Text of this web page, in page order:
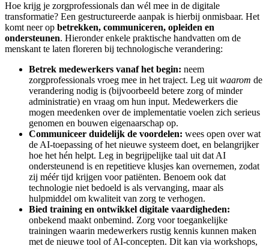
Hoe krijg je zorgprofessionals dan wél mee in de digitale
transformatie? Een gestructureerde aanpak is hierbij onmisbaar. Het
komt neer op betrekken, communiceren, opleiden en
ondersteunen. Hieronder enkele praktische handvatten om de
menskant te laten floreren bij technologische verandering:
Betrek medewerkers vanaf het begin: neem
zorgprofessionals vroeg mee in het traject. Leg uitwaarom de
verandering nodig is (bijvoorbeeld betere zorg of minder
administratie) en vraag om hun input. Medewerkers die
mogen meedenken over de implementatie voelen zich serieus
genomen en bouwen eigenaarschap op.
Communiceer duidelijk de voordelen: wees open over wat
de AI-toepassing of het nieuwe systeem doet, en belangrijker
hoe het hén helpt. Leg in begrijpelijke taal uit dat AI
ondersteunend is en repetitieve klusjes kan overnemen, zodat
zij méér tijd krijgen voor patiënten. Benoem ook dat
technologie niet bedoeld is als vervanging, maar als
hulpmiddel om kwaliteit van zorg te verhogen.
Bied training en ontwikkel digitale vaardigheden:
onbekend maakt onbemind. Zorg voor toegankelijke
trainingen waarin medewerkers rustig kennis kunnen maken
met de nieuwe tool of AI-concepten. Dit kan via workshops,